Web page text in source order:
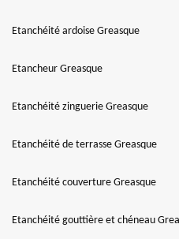
Etanchéité ardoise Greasque
Etancheur Greasque
Etanchéité zinguerie Greasque
Etanchéité de terrasse Greasque
Etanchéité couverture Greasque
Etanchéité gouttière et chéneau